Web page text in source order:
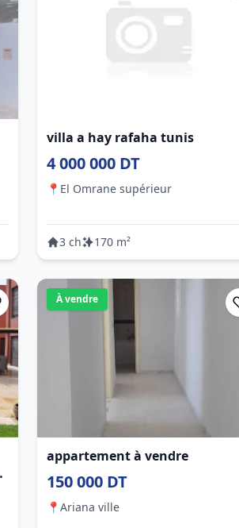
villa a hay rafaha tunis
4 000 000 DT
📍 El Omrane supérieur
3 ch 170 m²
À vendre
appartement à vendre
150 000 DT
📍 Ariana ville